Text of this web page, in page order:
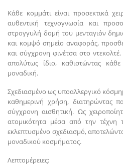
Κάθε κομμάτι είναι προσεκτικά
αυθεντική τεχνογνωσία και
στρογγυλή δομή του μενταγιόν
και κομψό σημείο αναφοράς,
και σύγχρονη φινέτσα στο
απολύτως ίδιο, καθιστώντας
μοναδική.
Σχεδιασμένο ως υποαλλεργικό
καθημερινή χρήση, διατηρώντας
σύγχρονη αισθητική. Ως
ατομικότητα μέσα από την τέχνη
εκλεπτυσμένο σχεδιασμό,
μοναδικού κοσμήματος.
Λεπτομέρειες: